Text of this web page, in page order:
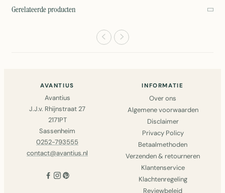
Gerelateerde producten
AVANTIUS
Avantius
J.J.v. Rhijnstraat 27
2171PT
Sassenheim
0252-793555
contact@avantius.nl
INFORMATIE
Over ons
Algemene voorwaarden
Disclaimer
Privacy Policy
Betaalmethoden
Verzenden & retourneren
Klantenservice
Klachtenregeling
Reviewbeleid